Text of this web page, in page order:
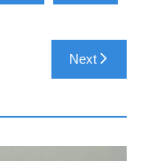
Next